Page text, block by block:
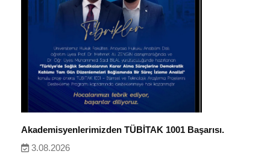
Akademisyenlerimizden TÜBİTAK 1001 Başarısı.
3.08.2026